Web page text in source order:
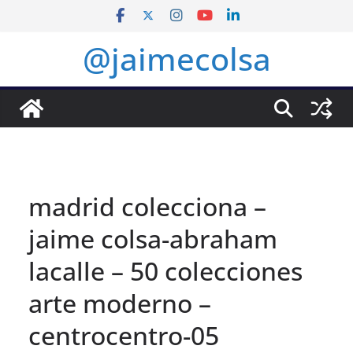
@jaimecolsa
madrid colecciona –
jaime colsa-abraham
lacalle – 50 colecciones
arte moderno –
centrocentro-05